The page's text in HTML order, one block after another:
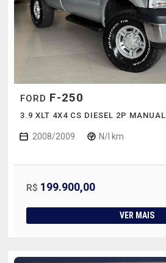
FORD F-250
3.9 XLT 4X4 CS DIESEL 2P MANUAL
2008/2009 N/I km
R$ 199.900,00
VER MAIS